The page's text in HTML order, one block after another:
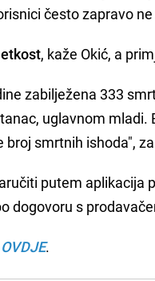
često zapravo
, kaže Okić, a
zabilježena 333
uglavnom
smrtnih ishoda",
putem aplikacija
dogovoru s
OVDJE.